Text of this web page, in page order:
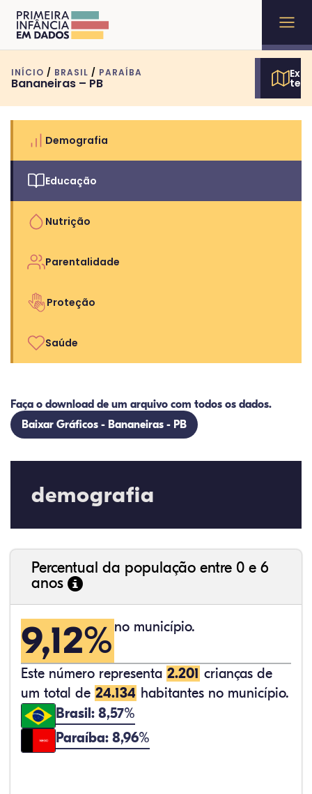
INÍCIO / BRASIL / PARAÍBA
Bananeiras – PB
Demografia
Educação
Nutrição
Parentalidade
Proteção
Saúde
Faça o download de um arquivo com todos os dados.
Baixar Gráficos - Bananeiras - PB
demografia
Percentual da população entre 0 e 6
anos
9,12% no município.
Este número representa 2.201 crianças de
um total de 24.134 habitantes no município.
Brasil: 8,57%
Paraíba: 8,96%